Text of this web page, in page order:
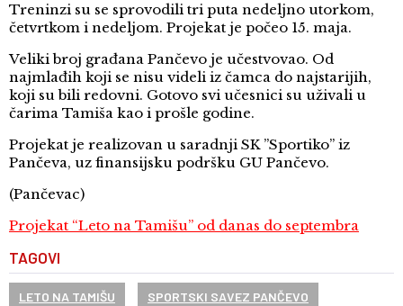
Treninzi su se sprovodili tri puta nedeljno utorkom,
četvrtkom i nedeljom. Projekat je počeo 15. maja.
Veliki broj građana Pančevo je učestvovao. Od
najmlađih koji se nisu videli iz čamca do najstarijih,
koji su bili redovni. Gotovo svi učesnici su uživali u
čarima Tamiša kao i prošle godine.
Projekat je realizovan u saradnji SK ”Sportiko” iz
Pančeva, uz finansijsku podršku GU Pančevo.
(Pančevac)
Projekat “Leto na Tamišu” od danas do septembra
TAGOVI
LETO NA TAMIŠU SPORTSKI SAVEZ PANČEVO